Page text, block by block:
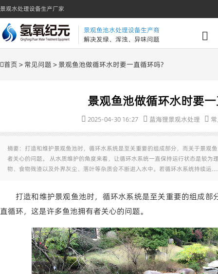
景观水处理设备生产厂家
景观鱼池水处理设备生产商
解决发绿、浑浊、异味问题
首页 > 常见问题 > 景观鱼池做循环水时要一直循环吗?
景观鱼池做循环水时要
2025-04-30 16:27 蓝海狸景观水处理
摘要：打造和维护景观鱼池时，循环水系统是至关重要的组成部分，而关于景观
者关心的问题。 从水质维护的角度来看，让循环水系统一直保持运行状态是较为
物、食物残渣以及外界灰尘、落叶等杂质会不断进入水中。若循环水系统持续运
打造和维护景观鱼池时，循环水系统是至关重要的组成
直循环，这是许多鱼池拥有者关心的问题。